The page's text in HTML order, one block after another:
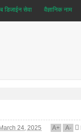
डिजाईन सेवा वैज्ञानिक नाम
March 24, 2025 A+ A-